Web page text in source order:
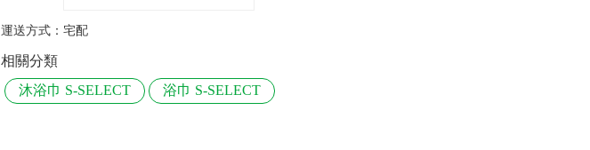
運送方式： 宅配
相關分類
沐浴巾 S-SELECT
浴巾 S-SELECT